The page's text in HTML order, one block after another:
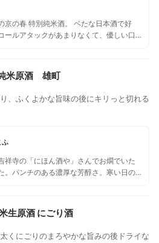
京の春 特別純米酒。 ベたな日本酒で好
ールアタックがあまりなくて、優しい口
米原酒 雄町
、ふくよかな旨味の後にキリっと切れる
ふ
祥寺の「にほん酒や」さんでお燗でいた
。パンチのある濃厚な芳醇さ。寒い日の
の火入れ酒です。 しっかり主張するの
りした酢の物ともこってりした揚げ物と
生原酒 にごり酒
くにごりのまろやかな旨みの後ドライな